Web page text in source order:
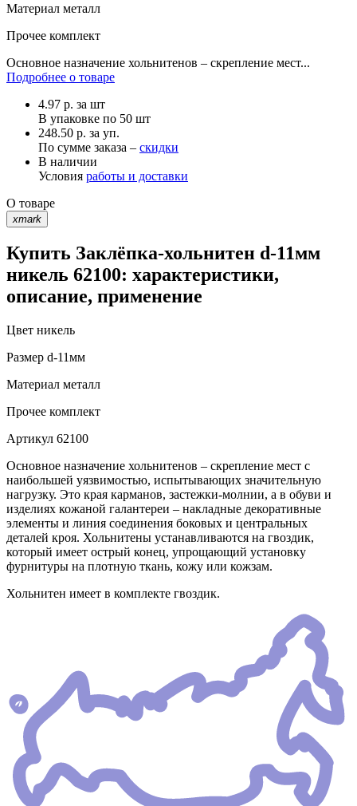
Материал металл
Прочее комплект
Основное назначение хольнитенов – скрепление мест...
Подробнее о товаре
4.97 р. за шт
В упаковке по 50 шт
248.50 р. за уп.
По сумме заказа – скидки
В наличии
Условия работы и доставки
О товаре
xmark
Купить Заклёпка-хольнитен d-11мм
никель 62100: характеристики,
описание, применение
Цвет никель
Размер d-11мм
Материал металл
Прочее комплект
Артикул 62100
Основное назначение хольнитенов – скрепление мест с
наибольшей уязвимостью, испытывающих значительную
нагрузку. Это края карманов, застежки-молнии, а в обуви и
изделиях кожаной галантереи – накладные декоративные
элементы и линия соединения боковых и центральных
деталей кроя. Хольнитены устанавливаются на гвоздик,
который имеет острый конец, упрощающий установку
фурнитуры на плотную ткань, кожу или кожзам.
Хольнитен имеет в комплекте гвоздик.